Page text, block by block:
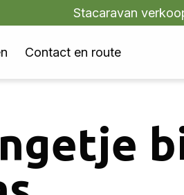
Stacaravan
Contact en route